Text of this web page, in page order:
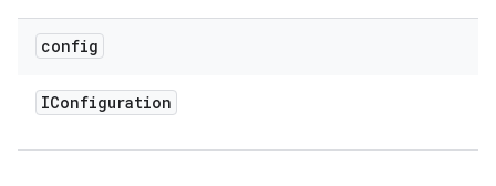
config
IConfiguration